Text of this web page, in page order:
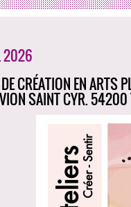
2026
CRÉATION EN ARTS
SAINT CYR. 54200